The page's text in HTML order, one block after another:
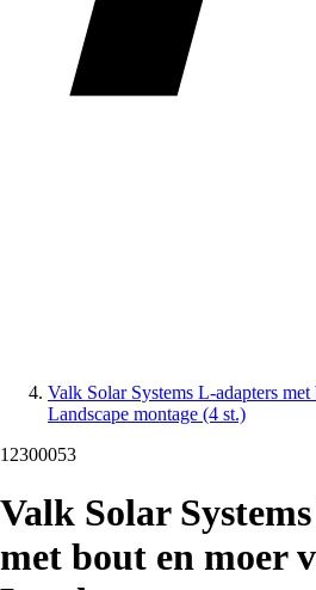
Valk Solar Systems L-adapters
Landscape montage (4 st.)
12300053
Valk Solar
met bout en moer